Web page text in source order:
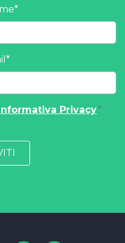
*
*
Informativa Privacy.*